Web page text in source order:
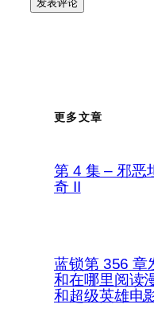
更多文章
第 4 集 – 邪恶
奇 II
蓝锁第 356 章
和在哪里阅读
和超级英雄电